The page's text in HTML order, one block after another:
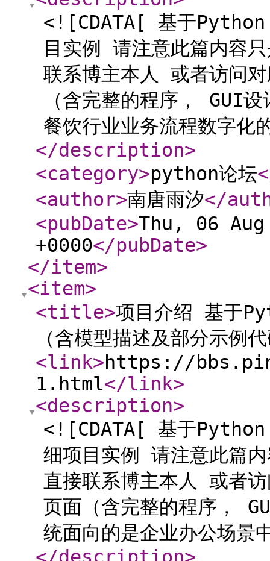
<![CDATA[ 基于Python
目实例 请注意此篇内容
联系博主本人 或者访问
（含完整的程序， GUI
餐饮行业业务流程数字
</description>
<category>python论坛
<author>南唐雨汐</
<pubDate>Thu, 06
+0000</pubDate>
</item>
<item>
<title>项目介绍 基于
（含模型描述及部分示例
<link>https://
1.html</link>
<description>
<![CDATA[ 基于Python
细项目实例 请注意此篇
直接联系博主本人 或者
页面（含完整的程序，
统面向的是企业办公场